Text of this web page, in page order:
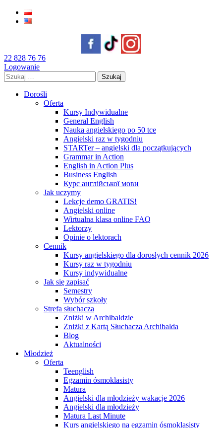
22 828 76 76
Logowanie
Szukaj:
Dorośli
Oferta
Kursy Indywidualne
General English
Nauka angielskiego po 50 tce
Angielski raz w tygodniu
STARTer – angielski dla początkujących
Grammar in Action
English in Action Plus
Business English
Курс англійської мови
Jak uczymy
Lekcje demo GRATIS!
Angielski online
Wirtualna klasa online FAQ
Lektorzy
Opinie o lektorach
Cennik
Kursy angielskiego dla dorosłych cennik 2026
Kursy raz w tygodniu
Kursy indywidualne
Jak się zapisać
Semestry
Wybór szkoły
Strefa słuchacza
Zniżki w Archibaldzie
Zniżki z Kartą Słuchacza Archibalda
Blog
Aktualności
Młodzież
Oferta
Teenglish
Egzamin ósmoklasisty
Matura
Angielski dla młodzieży wakacje 2026
Angielski dla młodzieży
Matura Last Minute
Kurs angielskiego na egzamin ósmoklasisty